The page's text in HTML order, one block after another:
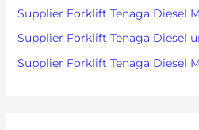
r
:
Supplier Forklift Tenaga Diesel
Supplier Forklift Tenaga Diesel
Supplier Forklift Tenaga Diesel